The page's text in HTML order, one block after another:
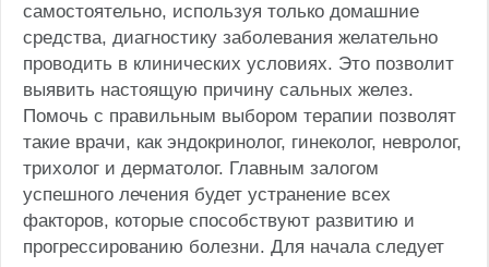
самостоятельно, используя только домашние
средства, диагностику заболевания желательно
проводить в клинических условиях. Это позволит
выявить настоящую причину сальных желез.
Помочь с правильным выбором терапии позволят
такие врачи, как эндокринолог, гинеколог, невролог,
трихолог и дерматолог. Главным залогом
успешного лечения будет устранение всех
факторов, которые способствуют развитию и
прогрессированию болезни. Для начала следует